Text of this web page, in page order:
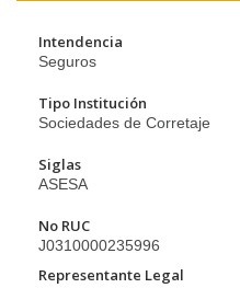
Intendencia
Seguros
Tipo Institución
Sociedades de Corretaje
Siglas
ASESA
No RUC
J0310000235996
Representante Legal